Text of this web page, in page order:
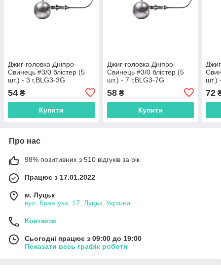
Джиг-головка Дніпро-
Свинець #3/0 блістер (5
шт.) - 3 г,BLG3-3G
54 ₴
Купити
Джиг-головка Дніпро-
Свинець #3/0 блістер (5
шт.) - 7 г,BLG3-7G
58₴
Купити
шт.)
72
Про нас
98% позитивних з 510 відгуків за рік
Працює з 17.01.2022
м. Луцьк
вул. Кравчука, 17, Луцьк, Україна
Контакти
Сьогодні працює з 09:00 до 19:00
Показати весь графік роботи